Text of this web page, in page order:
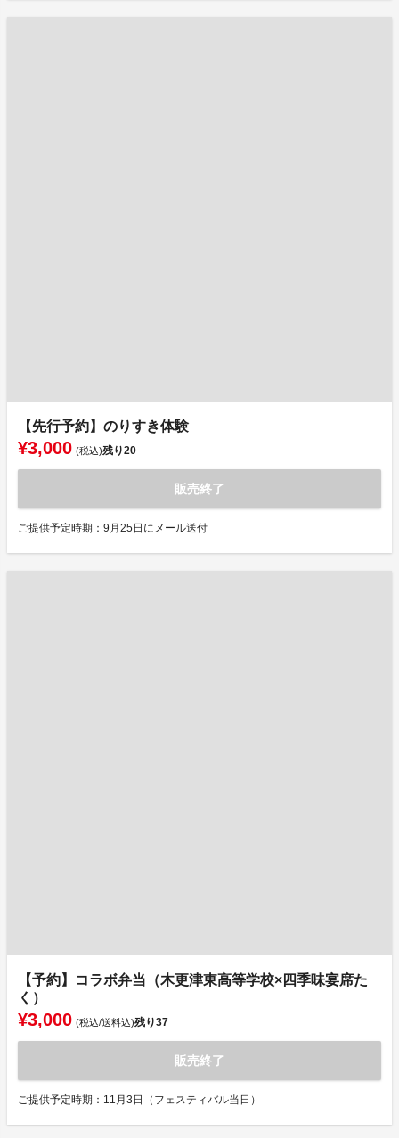
【先行予約】のりすき体験
¥3,000 (税込)残り20
販売終了
ご提供予定時期：9月25日にメール送付
【予約】コラボ弁当（木更津東高等学校×四季味宴席た
く）
¥3,000 (税込/送料込)残り37
販売終了
ご提供予定時期：11月3日（フェスティバル当日）